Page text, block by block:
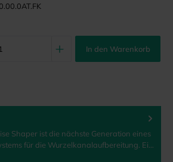
In den Warenkorb
Shaper ist die nächste Generation eines
für die Wurzelkanalaufbereitung. Ei…